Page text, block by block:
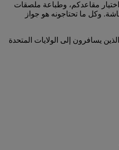
اختيار مقاعدكم، وطباعة ملصقات
وكل ما تحتاجونه هو جواز
على العملاء الذين يسافرون إلى الولايات المتحدة